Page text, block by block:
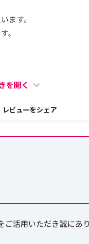
ます。
。
を開く
レビューをシェア
活用いただき誠にあ